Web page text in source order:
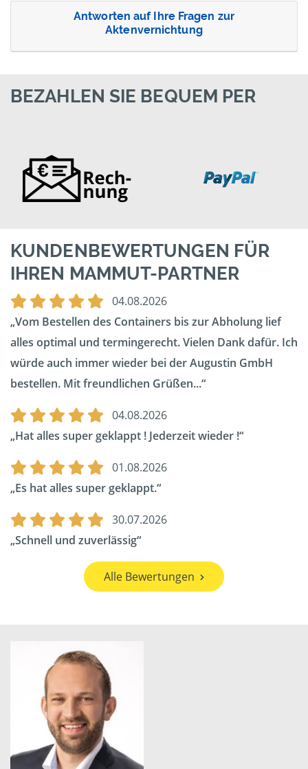
Antworten auf Ihre Fragen zur
Aktenvernichtung
BEZAHLEN SIE BEQUEM PER
KUNDENBEWERTUNGEN FÜR
IHREN MAMMUT-PARTNER
04.08.2026
Vom Bestellen des Containers bis zur Abholung lief
alles optimal und termingerecht. Vielen Dank dafür. Ich
würde auch immer wieder bei der Augustin GmbH
bestellen. Mit freundlichen Grüßen...
04.08.2026
Hat alles super geklappt ! Jederzeit wieder !
01.08.2026
Es hat alles super geklappt.
30.07.2026
Schnell und zuverlässig
Alle Bewertungen